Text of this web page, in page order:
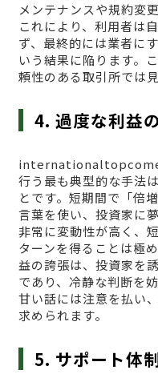
メンテナンスや規約変
これにより、利用者は
ず、最終的には業者に
いう結果に陥ります。
頼性のある取引所では
4. 過度な利益
行う最も典型的な手法
とです。短期間で「倍
言葉を使い、投資家に
非常に変動性が高く、
ターンを得ることは極
益の誇張は、投資家を
であり、冷静な判断を
甘い話には注意を払い
求められます。
5. サポート体